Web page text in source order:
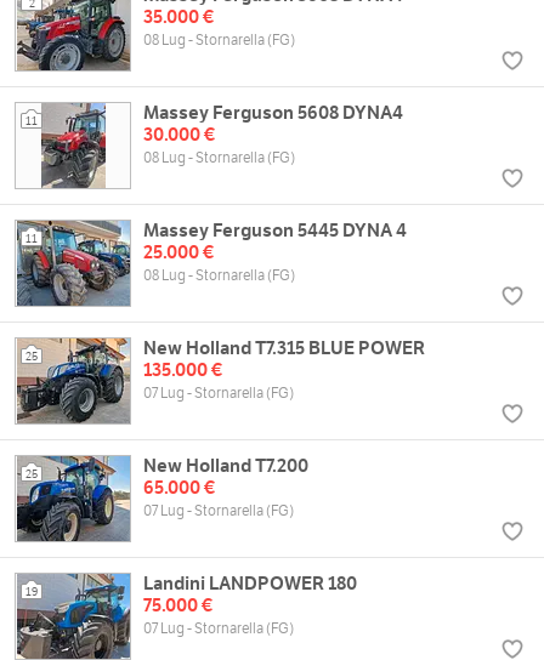
2
35.000 €
08 Lug - Stornarella (FG)
11
Massey Ferguson 5608 DYNA4
30.000 €
08 Lug - Stornarella (FG)
11
Massey Ferguson 5445 DYNA 4
25.000 €
08 Lug - Stornarella (FG)
25
New Holland T7.315 BLUE POWER
135.000 €
07 Lug - Stornarella (FG)
25
New Holland T7.200
65.000 €
07 Lug - Stornarella (FG)
19
Landini LANDPOWER 180
75.000 €
07 Lug - Stornarella (FG)